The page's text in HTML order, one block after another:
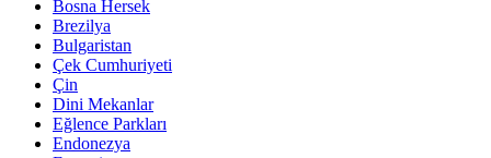
Bosna Hersek
Brezilya
Bulgaristan
Çek Cumhuriyeti
Çin
Dini Mekanlar
Eğlence Parkları
Endonezya